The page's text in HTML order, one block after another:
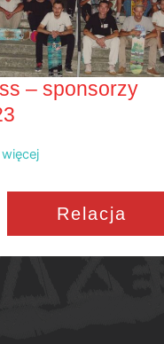
– sponsorzy
Relacja